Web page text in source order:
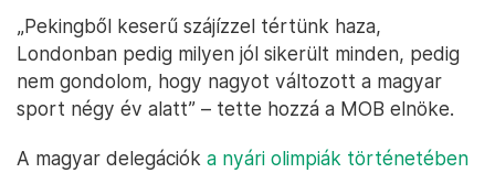
„Pekingből keserű szájízzel tértünk haza,
Londonban pedig milyen jól sikerült minden, pedig
nem gondolom, hogy nagyot változott a magyar
sport négy év alatt” – tette hozzá a MOB elnöke.
A magyar delegációk a nyári olimpiák történetében